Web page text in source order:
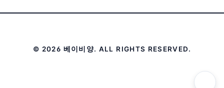
© 2026 베이비양. ALL RIGHTS RESERVED.